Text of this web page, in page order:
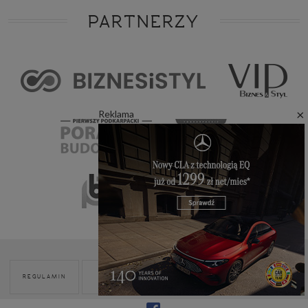
Reklama ×
PARTNERZY
REGULAMIN
POLITYKA
COOKIES
REKLAMA KONTAKT